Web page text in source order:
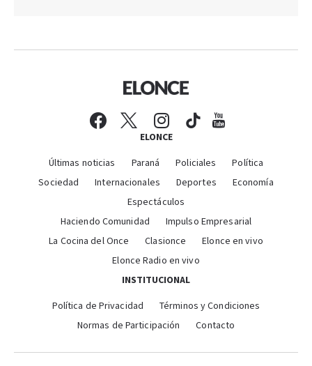
ELONCE
Últimas noticias Paraná Policiales
Política
Sociedad
Internacionales Deportes
Economía
Espectáculos
Haciendo Comunidad
Impulso Empresarial
La Cocina del Once
Clasionce
Elonce en vivo
Elonce Radio en vivo
INSTITUCIONAL
Política de Privacidad
Términos y Condiciones
Normas de Participación
Contacto